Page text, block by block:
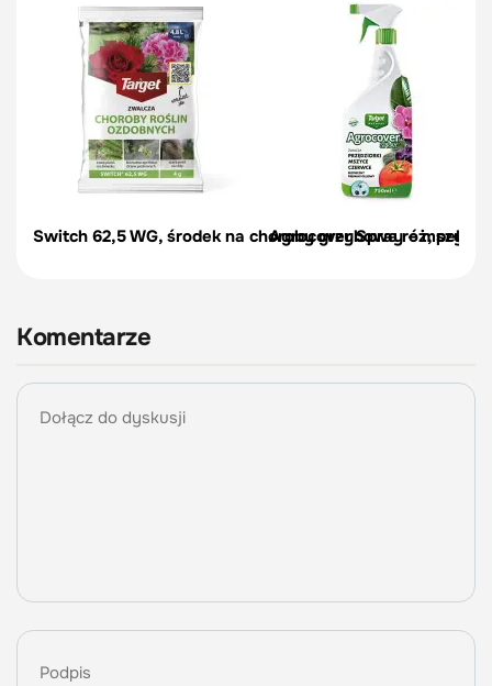
Switch 62,5 WG, środek na choroby grzybowe róż,
Agrocover Spray –
Komentarze